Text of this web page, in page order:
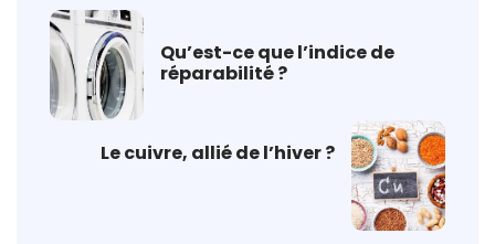
Qu’est-ce que l’indice de
réparabilité ?
Le cuivre, allié de l’hiver ?